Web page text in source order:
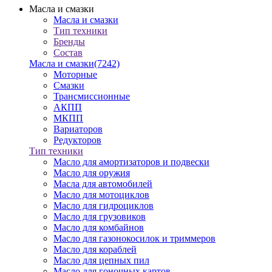
Масла и смазки
Масла и смазки
Тип техники
Бренды
Состав
Масла и смазки(7242)
Моторные
Смазки
Трансмиссионные
АКПП
МКПП
Вариаторов
Редукторов
Тип техники
Масло для амортизаторов и подвески
Масло для оружия
Масла для автомобилей
Масло для мотоциклов
Масло для гидроциклов
Масло для грузовиков
Масло для комбайнов
Масло для газонокосилок и триммеров
Масло для кораблей
Масло для цепных пил